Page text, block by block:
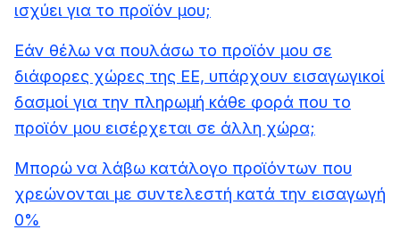
ισχύει για το προϊόν μου;
Εάν θέλω να πουλάσω το προϊόν μου σε
διάφορες χώρες της ΕΕ, υπάρχουν εισαγωγικοί
δασμοί για την πληρωμή κάθε φορά που το
προϊόν μου εισέρχεται σε άλλη χώρα;
Μπορώ να λάβω κατάλογο προϊόντων που
χρεώνονται με συντελεστή κατά την εισαγωγή
0%